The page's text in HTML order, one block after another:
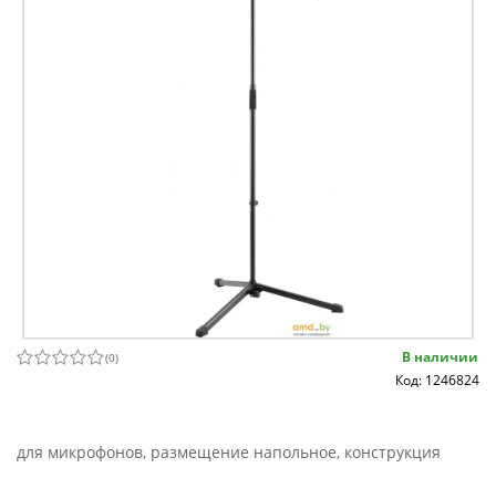
(0)
В наличии
Код: 1246824
для микрофонов, размещение напольное, конструкция